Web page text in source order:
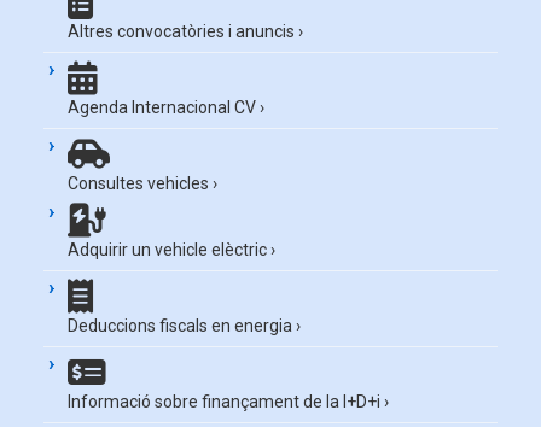
Altres convocatòries i anuncis ›
Agenda Internacional CV›
Consultes vehicles ›
Adquirir un vehicle elèctric›
Deduccions fiscals en energia ›
Informació sobre finançament de la I+D+i ›